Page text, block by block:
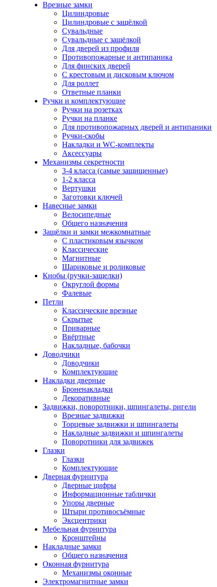
Врезные замки
Цилиндровые
Цилиндровые с защёлкой
Сувальдные
Сувальдные с защёлкой
Для дверей из профиля
Противопожарные и антипаника
Для финских дверей
С крестовым и дисковым ключом
Для роллет
Ответные планки
Ручки и комплектующие
Ручки на розетках
Ручки на планке
Для противопожарных дверей и антипаники
Ручки-скобы
Накладки и WC-комплекты
Аксессуары
Механизмы секретности
3-4 класса (самые защищенные)
1-2 класса
Вертушки
Заготовки ключей
Навесные замки
Велосипедные
Общего назначения
Защёлки и замки межкомнатные
С пластиковым язычком
Классические
Магнитные
Шариковые и роликовые
Кнобы (ручки-защелки)
Округлой формы
Фалевые
Петли
Классические врезные
Скрытые
Приварные
Ввёртные
Накладные, бабочки
Доводчики
Доводчики
Комплектующие
Накладки дверные
Броненакладки
Декоративные
Задвижки, поворотники, шпингалеты, ригели
Врезные задвижки
Торцевые задвижки и шпингалеты
Накладные задвижки и шпингалеты
Поворотники для задвижек
Глазки
Глазки
Комплектующие
Дверная фурнитура
Дверные цифры
Информационные таблички
Упоры дверные
Штыри противосъёмные
Эксцентрики
Мебельная фурнитура
Кронштейны
Накладные замки
Общего назначения
Оконная фурнитура
Механизмы оконные
Электромагнитные замки